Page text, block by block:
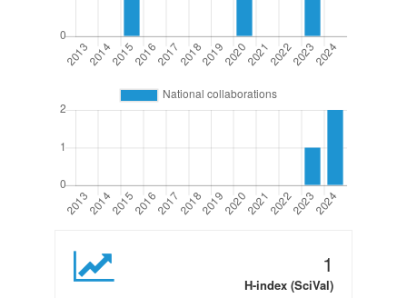
1
H-index (SciVal)